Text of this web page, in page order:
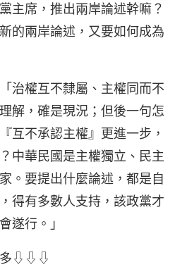
主席，推出兩岸論述幹嘛？
的兩岸論述，又要如何成為
治權互不隸屬、主權同而不
解，確是現況；但後一句怎
互不承認主權』更進一步，
中華民國是主權獨立、民主
。要提出什麼論述，都是自
得有多數人支持，該政黨才
遂行。」
多⇩⇩⇩